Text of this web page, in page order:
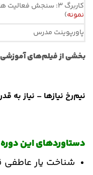
کاربرگ 3: سنجش فعالیت ها مرتبط با نیازهای اساسی گلسر (
نمونه)
پاورپوینت مدرس
بخشی از فیلم‌های آموزشی
نیم‌رخ نیازها – نیاز به
دستاوردهای این
شناخت یار عاطفی